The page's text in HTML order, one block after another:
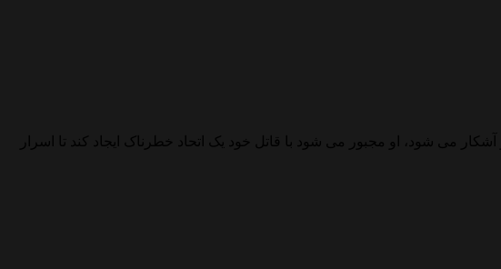
می شود، او مجبور می شود با قاتل خود یک اتحاد خطرناک ایجاد کند تا اسرار